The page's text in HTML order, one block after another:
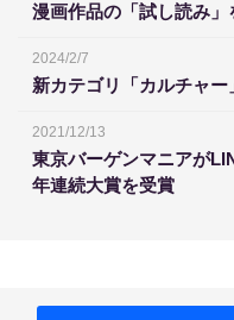
漫画作品の「試し読み」
2024/2/7
新カテゴリ「カルチャー
2021/12/13
東京バーゲンマニアが
年連続大賞を受賞